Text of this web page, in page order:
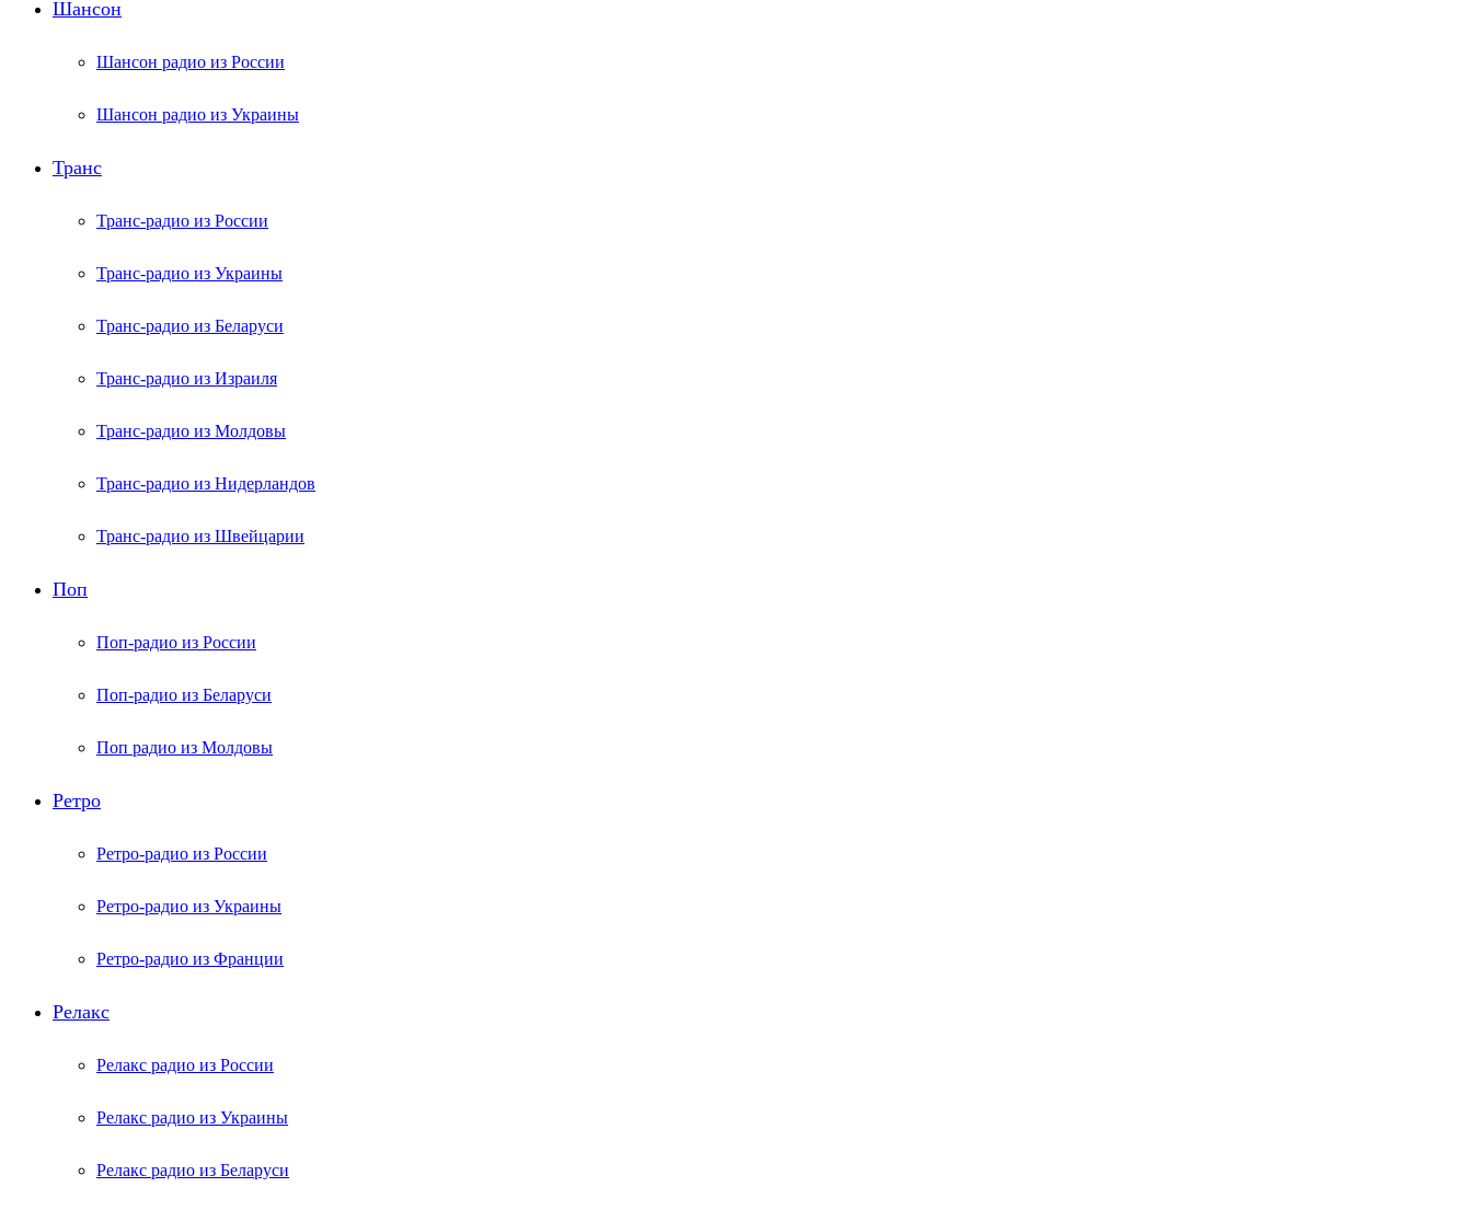
Шансон
Шансон радио из России
Шансон радио из Украины
Транс
Транс-радио из России
Транс-радио из Украины
Транс-радио из Беларуси
Транс-радио из Израиля
Транс-радио из Молдовы
Транс-радио из Нидерландов
Транс-радио из Швейцарии
Поп
Поп-радио из России
Поп-радио из Беларуси
Поп радио из Молдовы
Ретро
Ретро-радио из России
Ретро-радио из Украины
Ретро-радио из Франции
Релакс
Релакс радио из России
Релакс радио из Украины
Релакс радио из Беларуси